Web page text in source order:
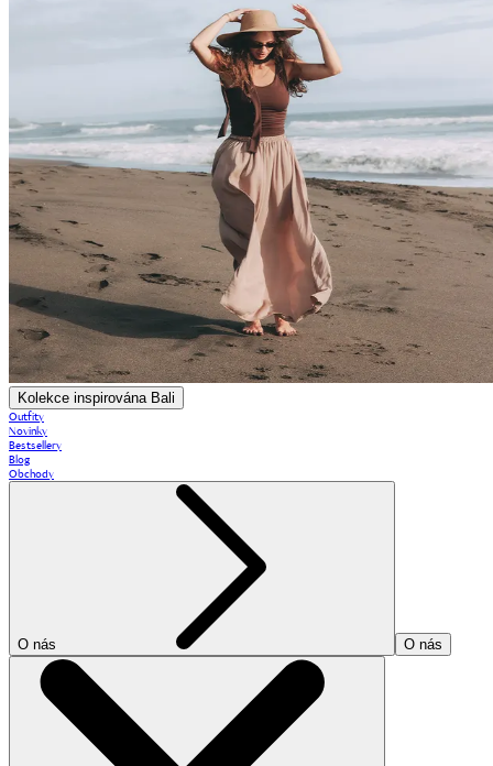
Kolekce inspirována Bali
Outfity
Novinky
Bestsellery
Blog
Obchody
O nás O nás